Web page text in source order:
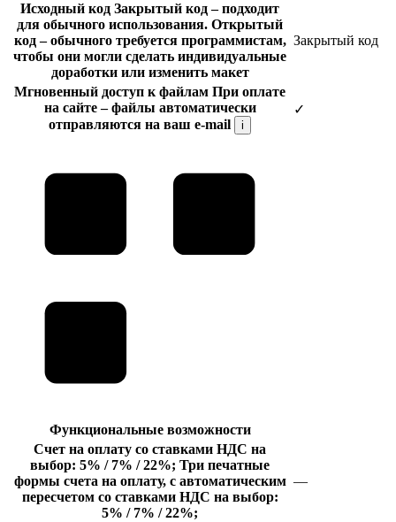
Исходный код Закрытый код– подходит
для обычного использования. Открытый
код– обычного требуется программистам,
чтобы они могли сделать индивидуальные
доработки или изменить макет
Закрытый код
Мгновенный доступ к файлам При оплате
на сайте – файлы автоматически
отправляются на ваш e-mail
i
✓
Функциональные возможности
Счет на оплату со ставками НДС на
выбор: 5% / 7% / 22%; Три печатные
формы счета на оплату, с автоматическим
пересчетом со ставками НДС на выбор:
5% / 7% / 22%;
—